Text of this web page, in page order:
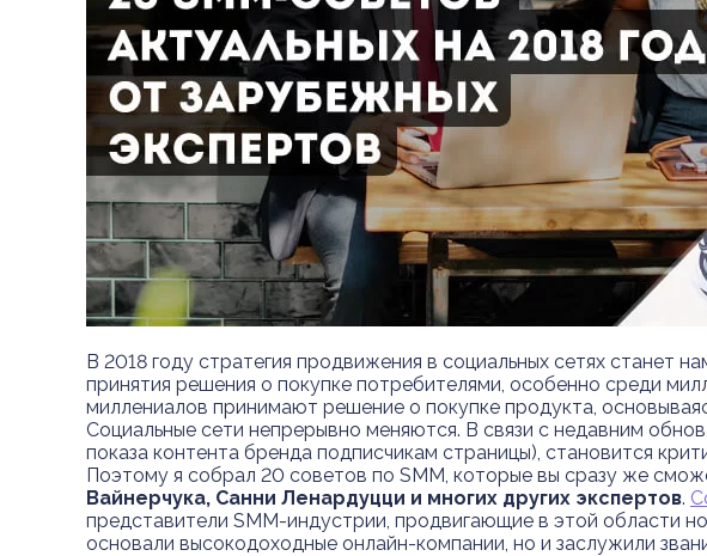
В 2018 году стратегия продвижения в социальных сетях станет
принятия решения о покупке потребителями, особенно среди
миллениалов принимают решение о покупке продукта,
Социальные сети непрерывно меняются. В связи с недавним
показа контента бренда подписчикам страницы), становится
Поэтому я собрал 20 советов по SMM, которые вы сразу же
Вайнерчука, Санни Ленардуцци и многих других экспертов.
представители SMM-индустрии, продвигающие в этой области
основали высокодоходные онлайн-компании, но и заслужили